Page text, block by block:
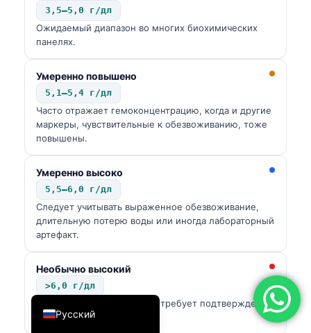
3,5–5,0 г/дл
Ожидаемый диапазон во многих биохимических
панелях.
Умеренно повышено
5,1–5,4 г/дл
Часто отражает гемоконцентрацию, когда и другие
маркеры, чувствительные к обезвоживанию, тоже
повышены.
Умеренно высоко
5,5–6,0 г/дл
Следует учитывать выраженное обезвоживание,
длительную потерю воды или иногда лабораторный
артефакт.
Необычно высокий
>6,0 г/дл
Редкий результат, который требует подтверждения
и более широкой оценки.
Русский
English
Deutsch
Français
עִבְרִית
Italiano
Español
Português
Ελληνικά
Türkçe
Română
简体中文
فارسی